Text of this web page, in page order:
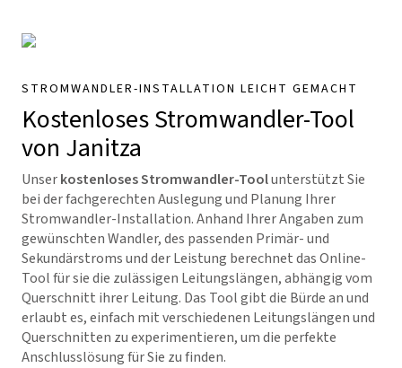
STROMWANDLER-INSTALLATION LEICHT GEMACHT
Kostenloses Stromwandler-Tool
von Janitza
Unserkostenloses Stromwandler-Toolunterstützt Sie
bei der fachgerechten Auslegung und Planung Ihrer
Stromwandler-Installation. Anhand Ihrer Angaben zum
gewünschten Wandler, des passenden Primär- und
Sekundärstroms und der Leistung berechnet das Online-
Tool für sie die zulässigen Leitungslängen, abhängig vom
Querschnitt ihrer Leitung. Das Tool gibt die Bürde an und
erlaubt es, einfach mit verschiedenen Leitungslängen und
Querschnitten zu experimentieren, um die perfekte
Anschlusslösung für Sie zu finden.